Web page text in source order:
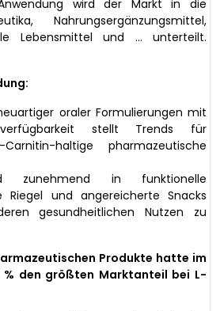
wird der Markt in die
Nahrungsergänzungsmittel,
Lebensmittel und … unterteilt.
oraler Formulierungen mit
stellt Trends für
haltige pharmazeutische
zunehmend in funktionelle
Riegel und angereicherte Snacks
gesundheitlichen Nutzen zu
Produkte hatte im
% den größten Marktanteil bei L-